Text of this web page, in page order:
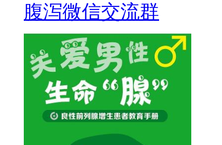
腹泻微信交流群